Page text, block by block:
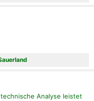
Analyse leistet